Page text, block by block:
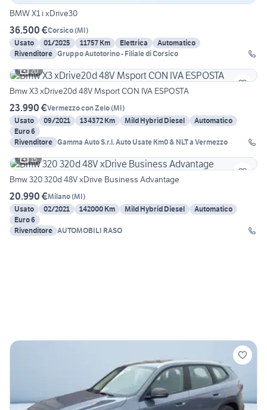
BMW X1 i xDrive30
36.500 €Corsico(MI)
Usato
01/2025 11757 Km Elettrica
Automatico
Rivenditore Gruppo Autotorino - Filiale di Corsico
20
Bmw X3 xDrive20d 48V Msport CON IVA ESPOSTA
23.990 €Vermezzo con Zelo(MI)
Usato
09/2021 134372 Km Mild Hybrid Diesel
Automatico
Euro 6
Rivenditore Gamma Auto S.r.l. Auto Usate Km0 & NLT a Vermezzo
15
Bmw 320 320d 48V xDrive Business Advantage
20.990 €Milano(MI)
Usato
02/2021 142000 Km Mild Hybrid Diesel
Automatico
Euro 6
Rivenditore AUTOMOBILI RASO